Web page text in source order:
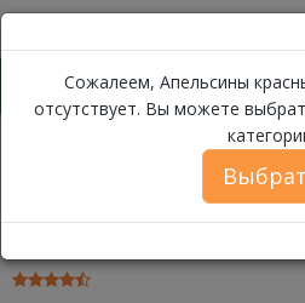
Цитрусовые
Сожалеем, Апельсины
отсутствует. Вы можете
Апельсины
500г